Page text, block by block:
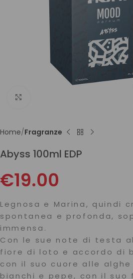
Home Fragranze
Abyss 100ml EDP
€19.00
Legnosa e Marina, quindi
spontanea e profonda,
immensa.
Con le sue note di testa
fiore di loto e accordo di
con il suo cuore alle
bianchi e pepe, con il suo